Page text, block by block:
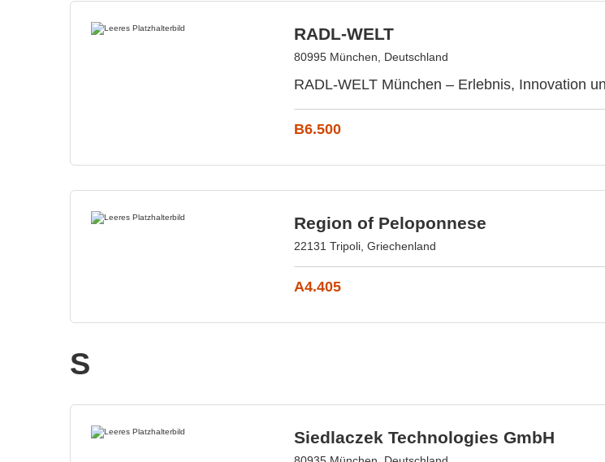
RADL-WELT
80995 München, Deutschland
RADL-WELT München – Erlebnis, Innovation
B6.500
Region of Peloponnese
22131 Tripoli, Griechenland
A4.405
S
Siedlaczek Technologies GmbH